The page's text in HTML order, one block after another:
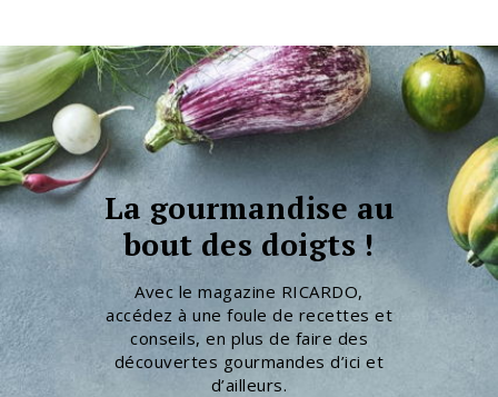
La gourmandise au
bout des doigts !
Avec le magazine RICARDO,
accédez à une foule de recettes et
conseils, en plus de faire des
découvertes gourmandes d’ici et
d’ailleurs.